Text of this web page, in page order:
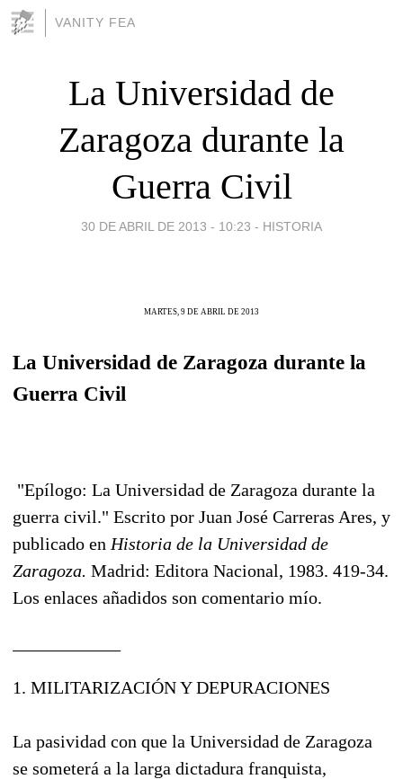
VANITY FEA
La Universidad de
Zaragoza durante la
Guerra Civil
30 DE ABRIL DE 2013 - 10:23 - HISTORIA
MARTES, 9 DE ABRIL DE 2013
La Universidad de Zaragoza durante la
Guerra Civil
"Epílogo: La Universidad de Zaragoza durante la
guerra civil." Escrito por Juan José Carreras Ares, y
publicado en Historia de la Universidad de
Zaragoza. Madrid: Editora Nacional, 1983. 419-34.
Los enlaces añadidos son comentario mío.
1. MILITARIZACIÓN Y DEPURACIONES
La pasividad con que la Universidad de Zaragoza
se someterá a la larga dictadura franquista,